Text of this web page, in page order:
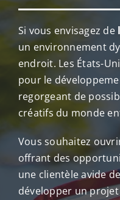
Si vous envisagez de
un environnement
endroit. Les États-
pour le
regorgeant de
créatifs du monde
Vous souhaitez
offrant des
une clientèle avide
développer un